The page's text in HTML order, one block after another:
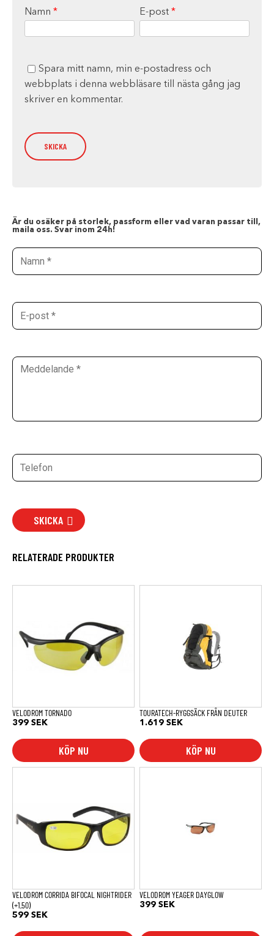
Namn * E-post *
Spara mitt namn, min e-postadress och
webbplats i denna webbläsare till nästa gång jag
skriver en kommentar.
Är du osäker på storlek, passform eller vad varan passar till,
maila oss. Svar inom 24h!
SKICKA
RELATERADE PRODUKTER
VELODROM TORNADO
399 SEK
KÖP NU
TOURATECH-RYGGSÄCK FRÅN DEUTER
1.619 SEK
KÖP NU
VELODROM CORRIDA BIFOCAL NIGHTRIDER
(+1,50)
599 SEK
VELODROM YEAGER DAYGLOW
399 SEK